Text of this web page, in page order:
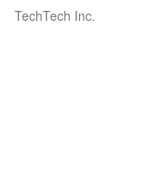
TechTech Inc.